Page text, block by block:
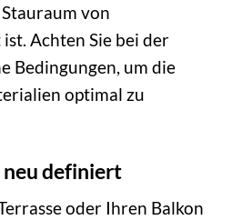
von
Achten Sie bei der
Bedingungen, um die
optimal zu
definiert
oder Ihren Balkon